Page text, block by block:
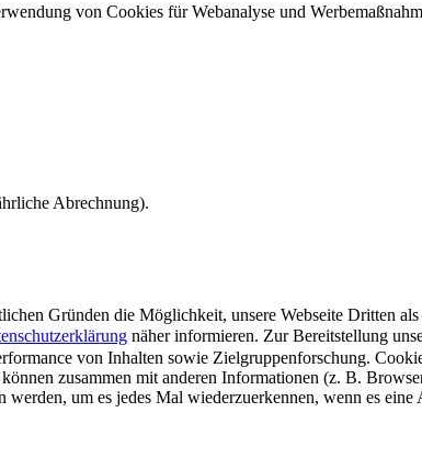
von Cookies für Webanalyse und
Abrechnung).
Gründen die Möglichkeit, unsere Webseite Dritten
näher informieren. Zur Bereitstellung
von Inhalten sowie Zielgruppenforschung.
zusammen mit anderen Informationen (z. B.
um es jedes Mal wiederzuerkennen, wenn es